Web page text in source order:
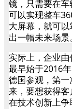
镜，只需要在
可以实现整车
大屏幕，就可
出一幅未来场景。
实际上，企业
最早始于2016
德国参观，第
来，要想获得
在技术创新上